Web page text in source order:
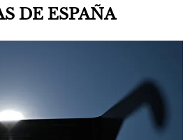
DE ESPAÑA